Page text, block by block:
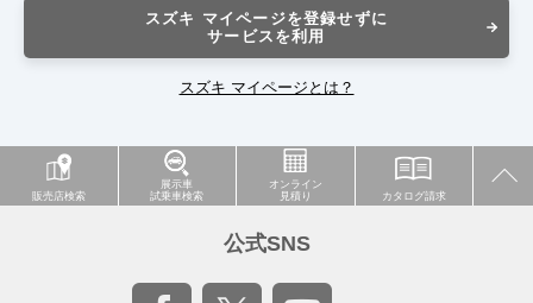
スズキ マイページを登録せずに
サービスを利用
スズキ マイページとは？
販売店検索
展示車
試乗車検索
オンライン
見積り
カタログ請求
公式SNS